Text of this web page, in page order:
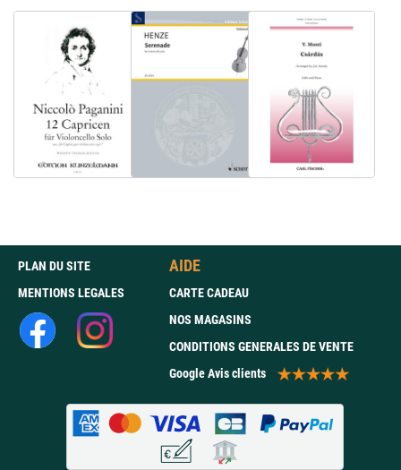
PLAN DU SITE
MENTIONS LEGALES
AIDE
CARTE CADEAU
NOS MAGASINS
CONDITIONS GENERALES DE VENTE
Google Avis clients